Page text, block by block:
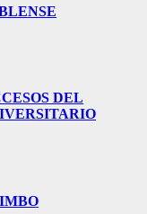
DEL